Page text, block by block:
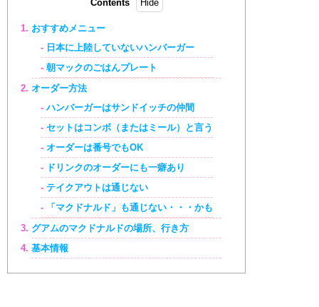
Contents
おすすめメニュー
日本に上陸していないハンバーガー
朝マックのごはんプレート
オーダー方法
ハンバーガーはサンドイッチの仲間
セットはコンボ（またはミール）と言う
オーダーは番号でもOK
ドリンクのオーダーにも一癖あり
テイクアウトは通じない
「マクドナルド」も通じない・・・かも
グアムのマクドナルドの場所、行き方
基本情報